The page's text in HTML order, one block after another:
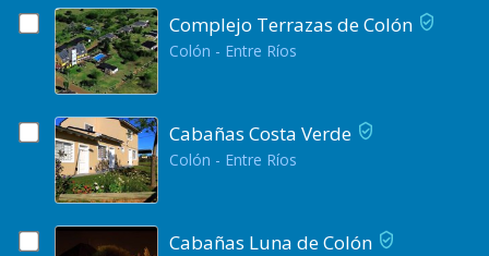
Complejo Terrazas de Colón
Colón - Entre Ríos
Cabañas Costa Verde
Colón - Entre Ríos
Cabañas Luna de Colón